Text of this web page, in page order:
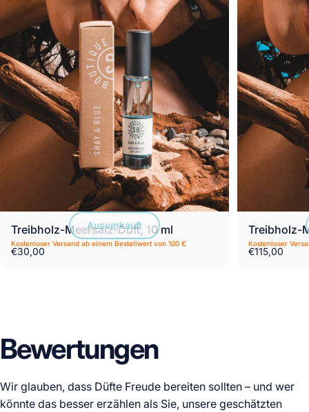
Ausverkauft
Treibholz-Meersalz-Duft, 10 ml
Kostenloser Versand ab einem Bestellwert von 100 €
€30,00
Treibholz-
Kostenloser
€115,00
Bewertungen
Wir glauben, dass Düfte Freude bereiten sollten – und wer
könnte das besser erzählen als Sie, unsere geschätzten